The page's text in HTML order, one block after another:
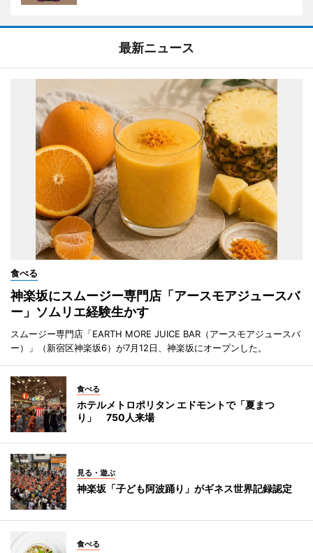
最新ニュース
食べる
神楽坂にスムージー専門店「アースモアジュースバ
ー」ソムリエ経験生かす
スムージー専門店「EARTH MORE JUICE BAR（アースモアジュースバ
ー）」（新宿区神楽坂6）が7月12日、神楽坂にオープンした。
食べる
ホテルメトロポリタン エドモントで「夏まつ
り」 750人来場
見る・遊ぶ
神楽坂「子ども阿波踊り」がギネス世界記録認定
食べる